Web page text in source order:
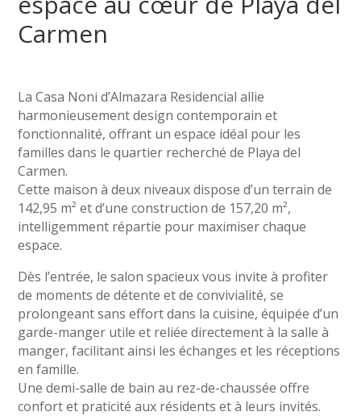
Carmen
La Casa Noni d’Almazara Residencial allie
harmonieusement design contemporain et
fonctionnalité, offrant un espace idéal pour les
familles dans le quartier recherché de Playa del
Carmen.
Cette maison à deux niveaux dispose d’un terrain de
142,95 m² et d’une construction de 157,20 m²,
intelligemment répartie pour maximiser chaque
espace.
Dès l’entrée, le salon spacieux vous invite à profiter
de moments de détente et de convivialité, se
prolongeant sans effort dans la cuisine, équipée d’un
garde-manger utile et reliée directement à la salle à
manger, facilitant ainsi les échanges et les réceptions
en famille.
Une demi-salle de bain au rez-de-chaussée offre
confort et praticité aux résidents et à leurs invités.